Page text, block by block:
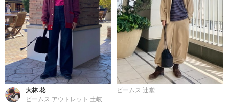
大林 花
ビームス アウトレット 土岐
ビームス 辻堂